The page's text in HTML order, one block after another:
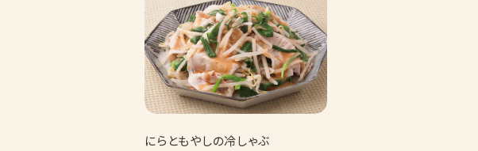
にらともやしの冷しゃぶ